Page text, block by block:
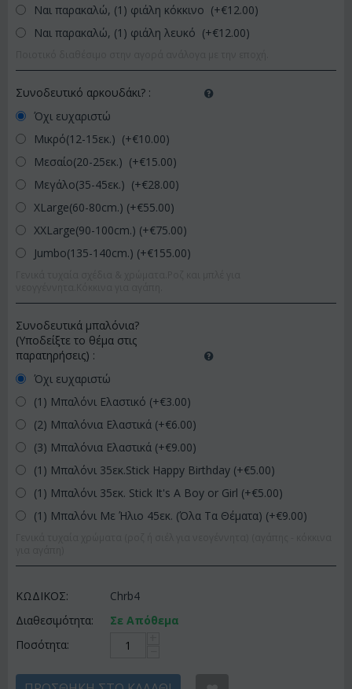
Ναι παρακαλώ, (1) φιάλη κόκκινο (+€12.00)
Ναι παρακαλώ, (1) φιάλη λευκό (+€12.00)
Συνοδευτικό αρκουδάκι? :
Όχι ευχαριστώ
Μικρό(12-15εκ.) (+€10.00)
Μεσαίο(20-25εκ.) (+€15.00)
Μεγάλο(35-45εκ.) (+€28.00)
XLarge(60-80cm.) (+€55.00)
XXLarge(90-100cm.) (+€75.00)
Jumbo(135-140cm.) (+€155.00)
Συνοδευτικά μπαλόνια?
(Υποδείξτε το θέμα στις
παρατηρήσεις) :
Όχι ευχαριστώ
(1) Μπαλόνι Ελαστικό (+€3.00)
(2) Μπαλόνια Ελαστικά (+€6.00)
(3) Μπαλόνια Ελαστικά (+€9.00)
(1) Μπαλόνι 35εκ.Stick Happy Birthday (+€5.00)
(1) Μπαλόνι 35εκ. Stick It's A Boy or Girl (+€5.00)
(1) Μπαλόνι Με Ήλιο 45εκ. (Όλα Τα Θέματα) (+€9.00)
ΚΩΔΙΚΟΣ:
Chrb4
Διαθεσιμότητα:
Σε Απόθεμα
Ποσότητα: